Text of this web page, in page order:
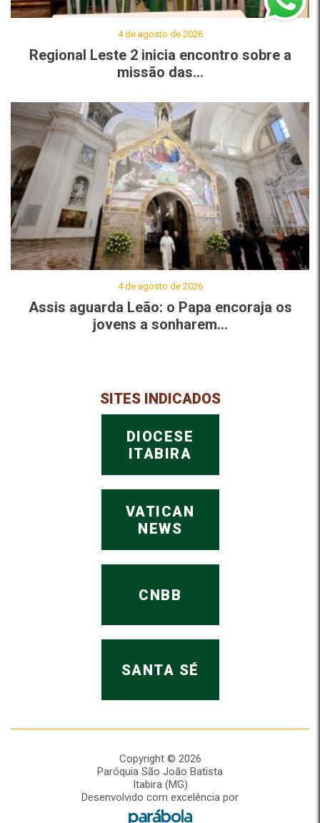
4 de agosto de 2026
Regional Leste 2 inicia encontro sobre a
missão das...
4 de agosto de 2026
Assis aguarda Leão: o Papa encoraja os
jovens a sonharem...
SITES INDICADOS
DIOCESE
ITABIRA
VATICAN
NEWS
CNBB
SANTA SÉ
Copyright © 2026
Paróquia São João Batista
Itabira (MG)
Desenvolvido com excelência por